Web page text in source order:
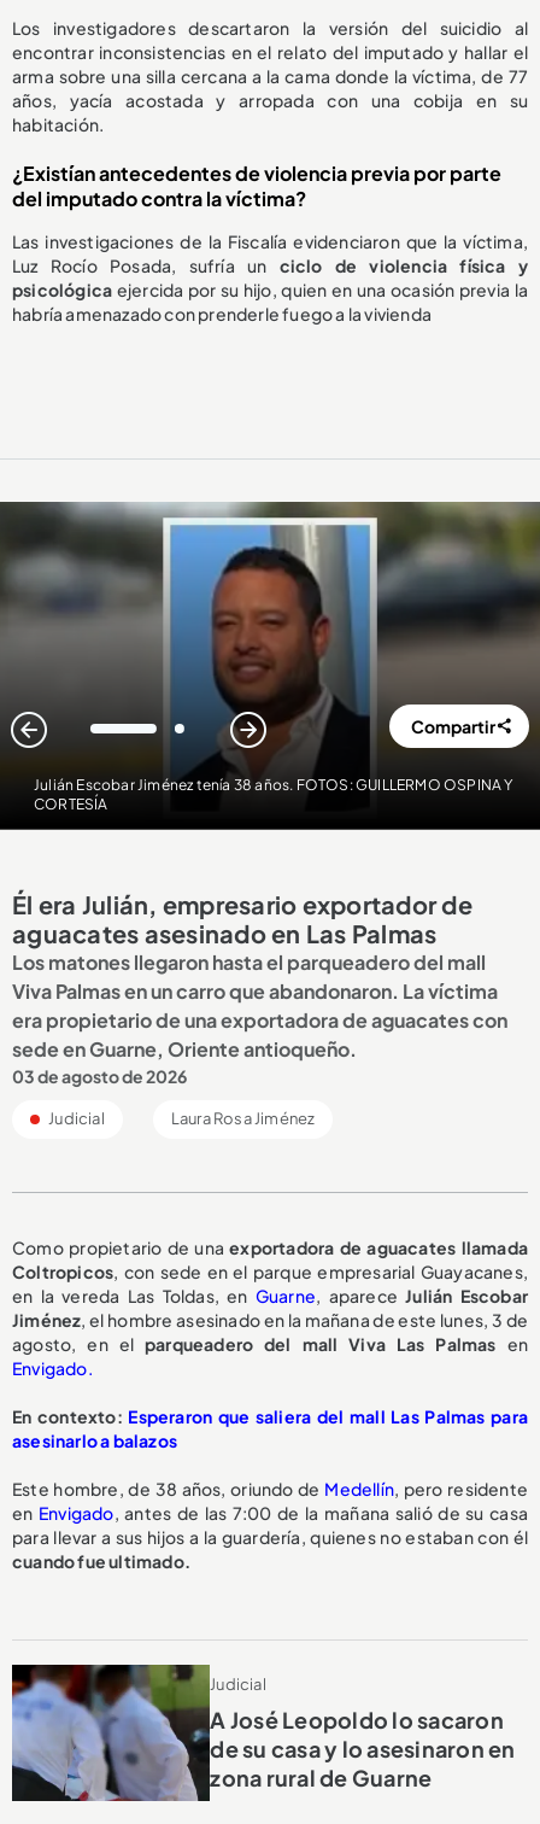
Los investigadores descartaron la versión del suicidio al
encontrar inconsistencias en el relato del imputado y hallar el
arma sobre una silla cercana a la cama donde la víctima, de 77
años, yacía acostada y arropada con una cobija en su
habitación.
¿Existían antecedentes de violencia previa por parte
del imputado contra la víctima?
Las investigaciones de la Fiscalía evidenciaron que la víctima,
Luz Rocío Posada, sufría un ciclo de violencia física y
psicológica ejercida por su hijo, quien en una ocasión previa la
habría amenazado con prenderle fuego a la vivienda
Julián Escobar Jiménez tenía 38 años. FOTOS: GUILLERMO OSPINA Y
CORTESÍA
1 2 Compartir
Él era Julián, empresario exportador de
aguacates asesinado en Las Palmas
Los matones llegaron hasta el parqueadero del mall
Viva Palmas en un carro que abandonaron. La víctima
era propietario de una exportadora de aguacates con
sede en Guarne, Oriente antioqueño.
03 de agosto de 2026
Judicial Laura Rosa Jiménez
Como propietario de unaexportadora de aguacates llamada
Coltropicos, con sede en el parque empresarial Guayacanes,
en la vereda Las Toldas, en Guarne, apareceJulián Escobar
Jiménez, el hombre asesinado en la mañana de este lunes, 3 de
agosto, en el parqueadero del mall Viva Las Palmas en
Envigado.
En contexto: Esperaron que saliera del mall Las Palmas para
asesinarlo a balazos
Este hombre, de 38 años, oriundo de Medellín, pero residente
en Envigado, antes de las 7:00 de la mañana salió de su casa
para llevar a sus hijos a la guardería, quienes no estaban con él
cuando fue ultimado.
Judicial
A José Leopoldo lo sacaron
de su casa y lo asesinaron en
zona rural de Guarne